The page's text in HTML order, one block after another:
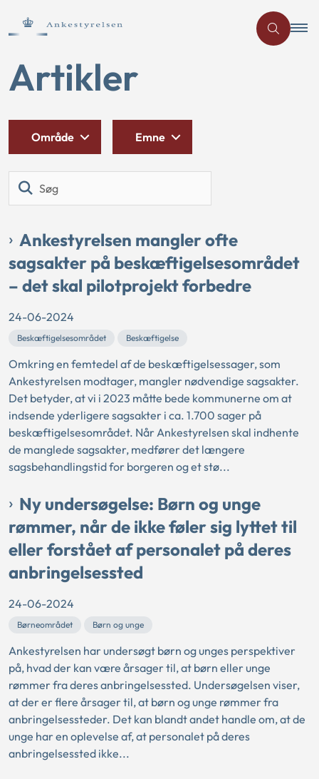
Artikler
Område Emne
Ankestyrelsen mangler ofte
sagsakter på beskæftigelsesområdet
– det skal pilotprojekt forbedre
24-06-2024
Beskæftigelsesområdet Beskæftigelse
Omkring en femtedel af de beskæftigelsessager, som
Ankestyrelsen modtager, mangler nødvendige sagsakter.
Det betyder, at vi i 2023 måtte bede kommunerne om at
indsende yderligere sagsakter i ca. 1.700 sager på
beskæftigelsesområdet. Når Ankestyrelsen skal indhente
de manglede sagsakter, medfører det længere
sagsbehandlingstid for borgeren og et stø...
Ny undersøgelse: Børn og unge
rømmer, når de ikke føler sig lyttet til
eller forstået af personalet på deres
anbringelsessted
24-06-2024
Børneområdet Børn og unge
Ankestyrelsen har undersøgt børn og unges perspektiver
på, hvad der kan være årsager til, at børn eller unge
rømmer fra deres anbringelsessted. Undersøgelsen viser,
at der er flere årsager til, at børn og unge rømmer fra
anbringelsessteder. Det kan blandt andet handle om, at de
unge har en oplevelse af, at personalet på deres
anbringelsessted ikke...